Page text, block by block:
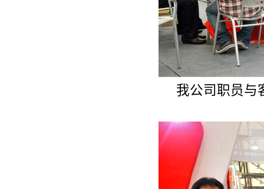
我公司职员与